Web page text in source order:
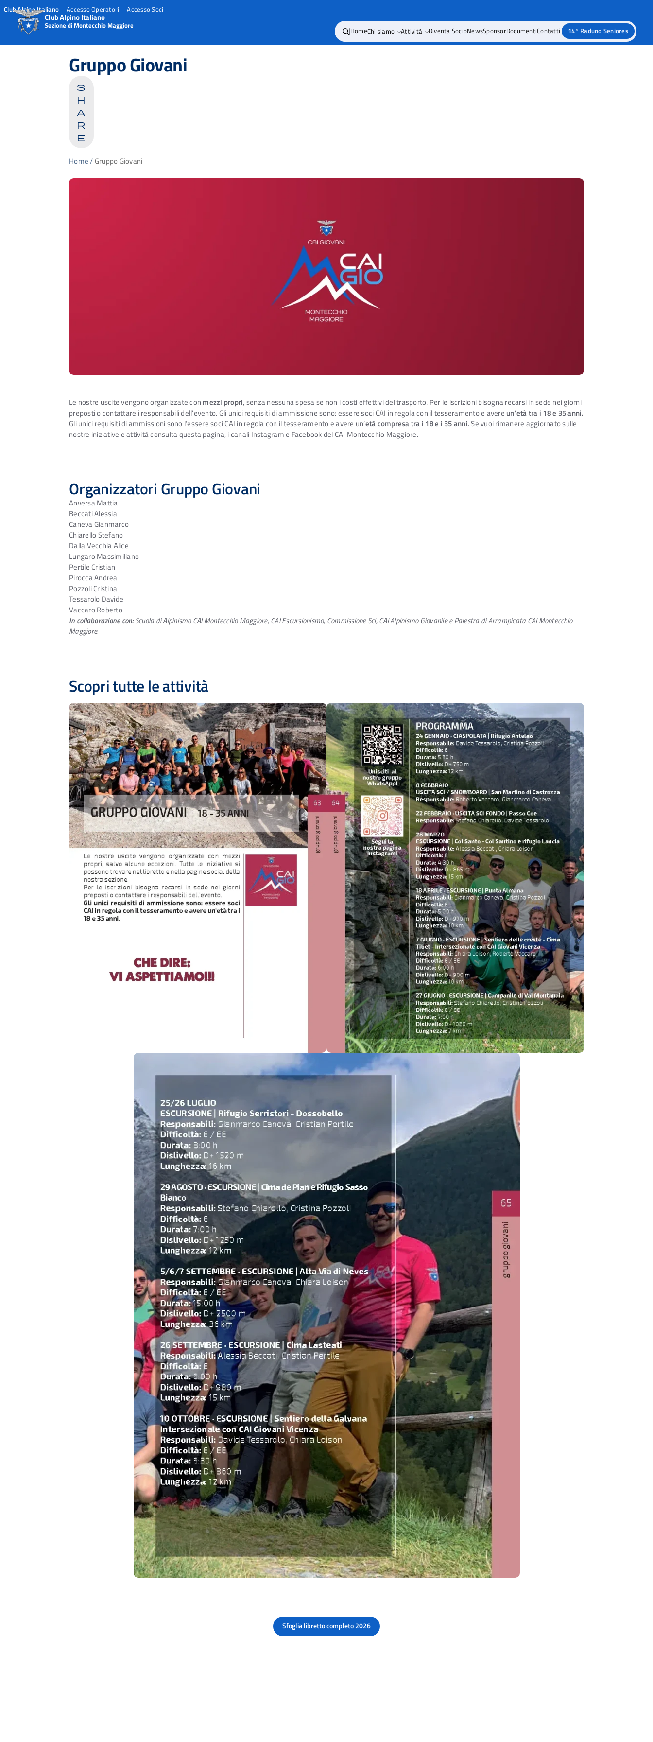
Club Alpino Italiano Accesso Operatori Accesso Soci
Club Alpino Italiano
Sezione di Montecchio Maggiore |HomeChi siamo Attività Diventa SocioNewsSponsorDocumentiContatti 14° Raduno Seniores
Gruppo Giovani
s
h
a
r
e
Home/ Gruppo Giovani
Le nostre uscite vengono organizzate con mezzi propri, senza nessuna spesa se non i costi effettivi del trasporto. Per le iscrizioni bisogna recarsi in sede nei giorni
preposti o contattare i responsabili dell’evento. Gli unici requisiti di ammissione sono: essere soci CAI in regola con il tesseramento e avere un’età tra i 18 e 35 anni.
Gli unici requisiti di ammissioni sono l’essere soci CAI in regola con il tesseramento e avere un’età compresa tra i 18 e i 35 anni. Se vuoi rimanere aggiornato sulle
nostre iniziative e attività consulta questa pagina, i canali Instagram e Facebook del CAI Montecchio Maggiore.
Organizzatori Gruppo Giovani
Anversa Mattia
Beccati Alessia
Caneva Gianmarco
Chiarello Stefano
Dalla Vecchia Alice
Lungaro Massimiliano
Pertile Cristian
Pirocca Andrea
Pozzoli Cristina
Tessarolo Davide
Vaccaro Roberto
In collaborazione con:Scuola di Alpinismo CAI Montecchio Maggiore, CAI Escursionismo, Commissione Sci, CAI Alpinismo Giovanile e Palestra di Arrampicata CAI Montecchio
Maggiore.
Scopri tutte le attività
Sfoglia libretto completo2026